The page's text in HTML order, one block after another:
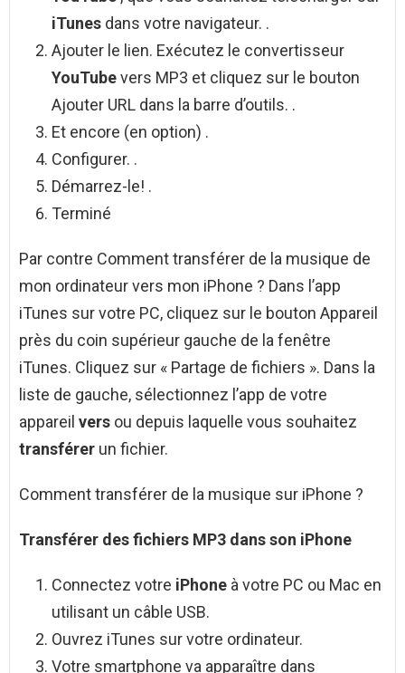
iTunes dans votre navigateur. .
Ajouter le lien. Exécutez le convertisseur
YouTubevers MP3 et cliquez sur le bouton
Ajouter URL dans la barre d’outils. .
Et encore (en option) .
Configurer. .
Démarrez-le! .
Terminé
Par contre Comment transférer de la musique de
mon ordinateur vers mon iPhone ? Dans l’app
iTunes sur votre PC, cliquez sur le bouton Appareil
près du coin supérieur gauche de la fenêtre
iTunes. Cliquez sur « Partage de fichiers ». Dans la
liste de gauche, sélectionnez l’app de votre
appareil vers ou depuis laquelle vous souhaitez
transférer un fichier.
Comment transférer de la musique sur iPhone ?
Transférer des fichiers MP3 dans son iPhone
Connectez votre iPhone à votre PC ou Mac en
utilisant un câble USB.
Ouvrez iTunes sur votre ordinateur.
Votre smartphone va apparaître dans